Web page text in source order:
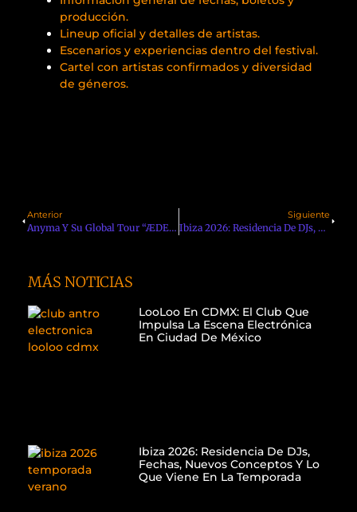
producción.
Lineup oficial y detalles de artistas.
Escenarios y experiencias dentro del festival.
Cartel con artistas confirmados y diversidad
de géneros.
Anterior
Anyma Y Su Global Tour “ÆDEN”: La Nueva Era Audiovisual Del Productor Italo-Americano
Siguiente
Ibiza 2026: Residencia De DJs, Fechas, Nuevos Conceptos Y Lo Que Viene En La Temporada
MÁS NOTICIAS
LooLoo En CDMX: El Club Que
Impulsa La Escena Electrónica
En Ciudad De México
Ibiza 2026: Residencia De DJs,
Fechas, Nuevos Conceptos Y Lo
Que Viene En La Temporada